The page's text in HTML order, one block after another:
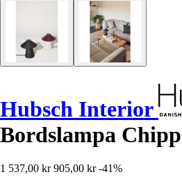
Hubsch Interior
Bordslampa
1 537,00 kr 905,00 kr -41%